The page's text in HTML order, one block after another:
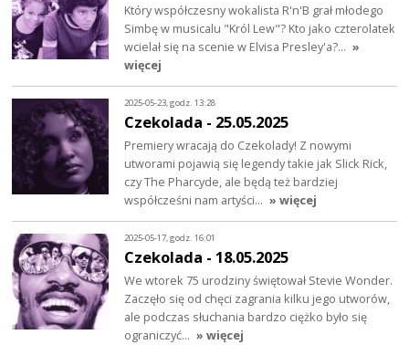
Który współczesny wokalista R'n'B grał młodego
Simbę w musicalu "Król Lew"? Kto jako czterolatek
wcielał się na scenie w Elvisa Presley'a?… »
więcej
2025-05-23, godz. 13:28
Czekolada - 25.05.2025
Premiery wracają do Czekolady! Z nowymi
utworami pojawią się legendy takie jak Slick Rick,
czy The Pharcyde, ale będą też bardziej
współcześni nam artyści… » więcej
2025-05-17, godz. 16:01
Czekolada - 18.05.2025
We wtorek 75 urodziny świętował Stevie Wonder.
Zaczęło się od chęci zagrania kilku jego utworów,
ale podczas słuchania bardzo ciężko było się
ograniczyć… » więcej